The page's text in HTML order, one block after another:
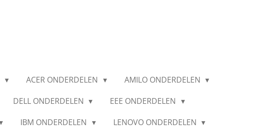
ACER ONDERDELEN
AMILO ONDERDELEN
DELL ONDERDELEN
EEE ONDERDELEN
IBM ONDERDELEN
LENOVO ONDERDELEN